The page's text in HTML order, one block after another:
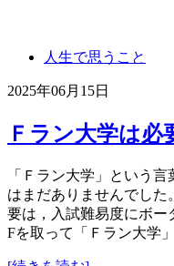
人生で思うこと
2025年06月15日
Ｆラン大学は必
「Ｆラン大学」という
はまだありませんでした
要は，入試難易度にボー
Fを取って「Ｆラン大学